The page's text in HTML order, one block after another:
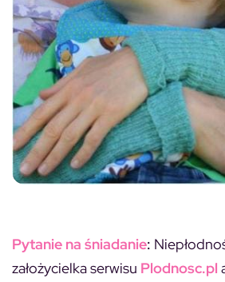
Pytanie na śniadanie:
założycielka serwisu Plodnosc.pl